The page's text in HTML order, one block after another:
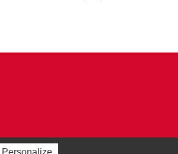
Personalize